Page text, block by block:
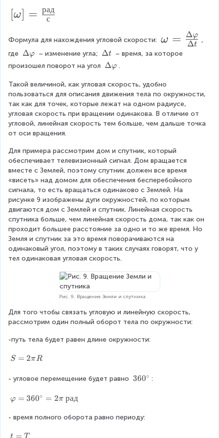
{
}
=
с
^
{
-
1
}
}
c
{
1
}
{
}
e
g
}
[\
m
e
g
a]
=
\f
r
a
c
{
р
а
д
}
{
с
}
[ω] = с
рад
Формула для нахождения угловой скорости: \
o
g
a
=
r
a
c
{
\
D
el
t
a
r
p
ω = Δt
Δφ
,
где \
D
t
a
\
v
a
r
h
i
Δφ – изменение угла; \
D
t
a
t
Δt – время, за которое
произошел поворот на угол \
el
t
a
\
v
p
h
i
Δφ .
Такой величиной, как угловая скорость, удобно
пользоваться для описания движения тела по окружности,
так как для точек, которые лежат на одном радиусе,
угловая скорость при вращении одинакова. В отличие от
угловой, линейная скорость тем больше, чем дальше точка
от оси вращения.
Для примера рассмотрим дом и спутник, который
обеспечивает телевизионный сигнал. Дом вращается
вместе с Землей, поэтому спутник должен все время
«висеть» над домом для обеспечения бесперебойного
сигнала, то есть вращаться одинаково с Землей. На
рисунке 9 изображены дуги окружностей, по которым
двигаются дом с Землей и спутник. Линейная скорость
спутника больше, чем линейная скорость дома, так как он
проходит большее расстояние за одно и то же время. Но
Земля и спутник за это время поворачиваются на
одинаковый угол, поэтому в таких случаях говорят, что у
тел одинаковая угловая скорость.
Рис. 9. Вращение Земли и спутника
Для того чтобы связать угловую и линейную скорость,
рассмотрим один полный оборот тела по окружности:
-путь тела будет равен длине окружности:
S
2
p
R
S = 2πR
- угловое перемещение будет равно 3
\
360∘ :
\
a
φ = 360∘ = 2π рад
- время полного оборота равно периоду:
t
t = T